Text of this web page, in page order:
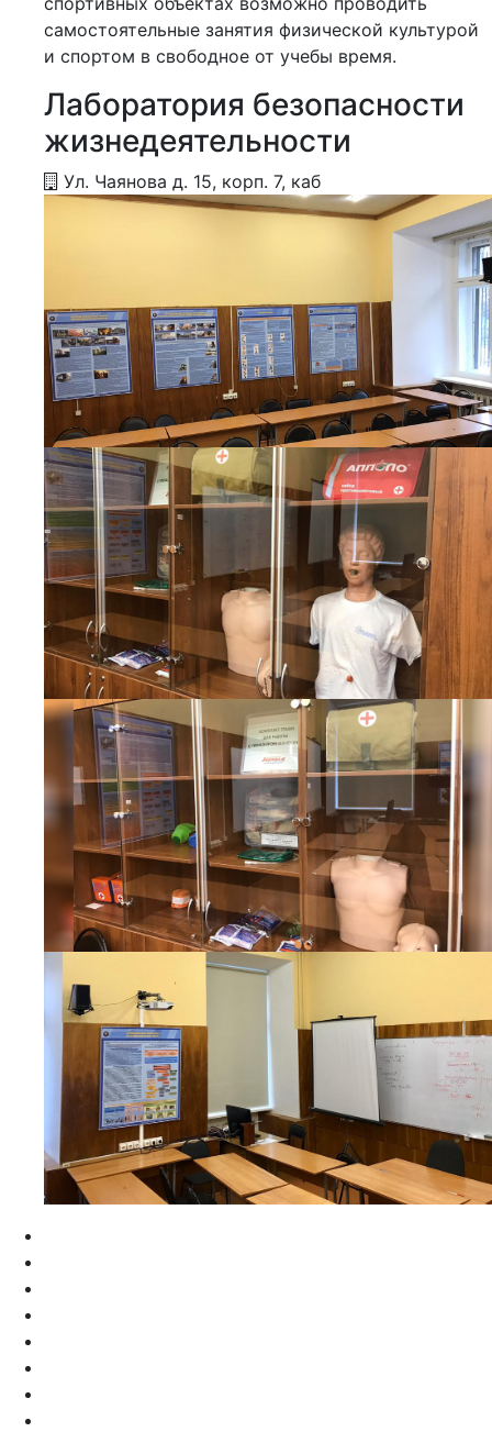
самостоятельные занятия физической культурой
и спортом в свободное от учебы время.
Лаборатория безопасности
жизнедеятельности
Ул. Чаянова д. 15, корп. 7, каб